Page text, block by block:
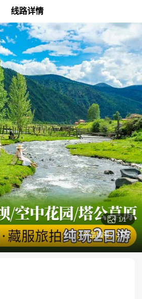
线路详情
 1/1
产品编号：1177